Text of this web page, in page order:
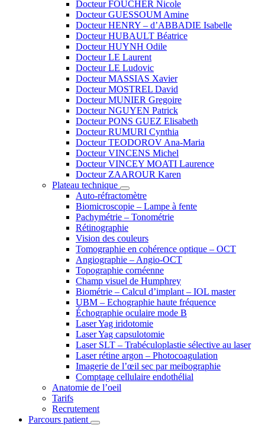
Docteur FOUCHER Nicole
Docteur GUESSOUM Amine
Docteur HENRY – d’ABBADIE Isabelle
Docteur HUBAULT Béatrice
Docteur HUYNH Odile
Docteur LE Laurent
Docteur LE Ludovic
Docteur MASSIAS Xavier
Docteur MOSTREL David
Docteur MUNIER Gregoire
Docteur NGUYEN Patrick
Docteur PONS GUEZ Elisabeth
Docteur RUMURI Cynthia
Docteur TEODOROV Ana-Maria
Docteur VINCENS Michel
Docteur VINCEY MOATI Laurence
Docteur ZAAROUR Karen
Plateau technique
Auto-réfractomètre
Biomicroscopie – Lampe à fente
Pachymétrie – Tonométrie
Rétinographie
Vision des couleurs
Tomographie en cohérence optique – OCT
Angiographie – Angio-OCT
Topographie cornéenne
Champ visuel de Humphrey
Biométrie – Calcul d’implant – IOL master
UBM – Echographie haute fréquence
Échographie oculaire mode B
Laser Yag iridotomie
Laser Yag capsulotomie
Laser SLT – Trabéculoplastie sélective au laser
Laser rétine argon – Photocoagulation
Imagerie de l’œil sec par meibographie
Comptage cellulaire endothélial
Anatomie de l’oeil
Tarifs
Recrutement
Parcours patient